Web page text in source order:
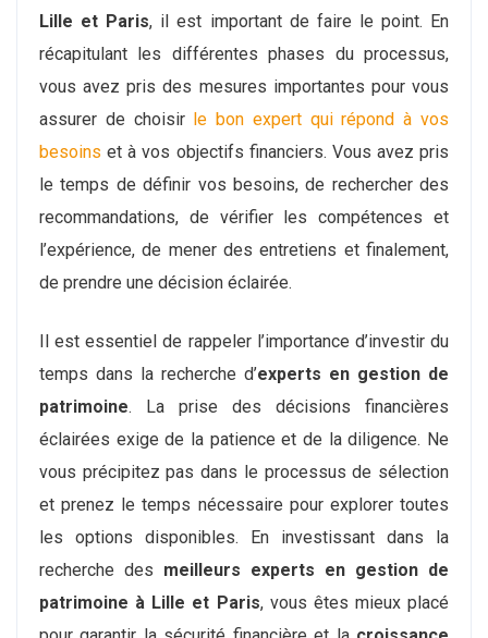
Lille et Paris, il est important de faire le point. En
récapitulant les différentes phases du processus,
vous avez pris des mesures importantes pour vous
assurer de choisir le bon expert qui répond à vos
besoins et à vos objectifs financiers. Vous avez pris
le temps de définir vos besoins, de rechercher des
recommandations, de vérifier les compétences et
l’expérience, de mener des entretiens et finalement,
de prendre une décision éclairée.
Il est essentiel de rappeler l’importance d’investir du
temps dans la recherche d’experts en gestion de
patrimoine. La prise des décisions financières
éclairées exige de la patience et de la diligence. Ne
vous précipitez pas dans le processus de sélection
et prenez le temps nécessaire pour explorer toutes
les options disponibles. En investissant dans la
recherche des meilleurs experts en gestion de
patrimoine à Lille et Paris, vous êtes mieux placé